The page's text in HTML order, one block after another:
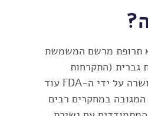
תרופת מרשם המשמשת
גברית (התקרחות
אנדרוגנטית). התרופה אושרה על ידי ה-FDA עוד
המגובה במחקרים רבים